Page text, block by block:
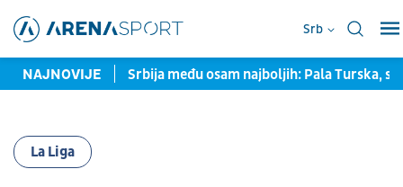
Srb
NAJNOVIJE
Srbina Srbija među osam najboljih: Pala Turska,
La Liga